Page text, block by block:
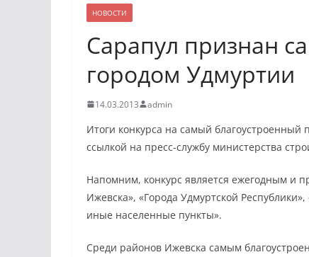
НОВОСТИ
Сарапул признан
городом Удмуртии
14.03.2013 admin
Итоги конкурса на самый
ссылкой на пресс-службу министерства
Напомним, конкурс является ежегодным и
Ижевска», «Города Удмуртской
иные населенные пункты».
Среди районов Ижевска самым